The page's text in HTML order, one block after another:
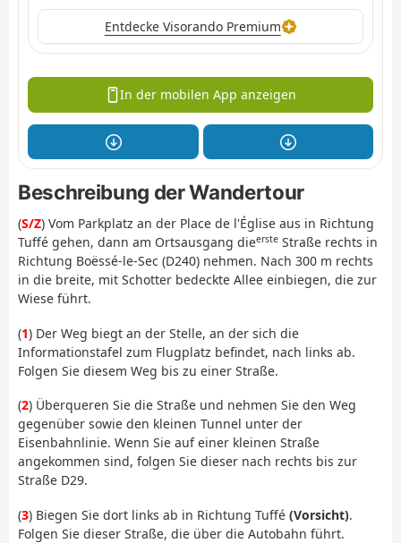
Entdecke Visorando Premium
In der mobilen App anzeigen
Beschreibung der Wandertour
(S/Z) Vom Parkplatz an der Place de l'Église aus in Richtung
Tuffé gehen, dann am Ortsausgang dieerste Straße rechts in
Richtung Boëssé-le-Sec (D240) nehmen. Nach 300 m rechts
in die breite, mit Schotter bedeckte Allee einbiegen, die zur
Wiese führt.
(1) Der Weg biegt an der Stelle, an der sich die
Informationstafel zum Flugplatz befindet, nach links ab.
Folgen Sie diesem Weg bis zu einer Straße.
(2) Überqueren Sie die Straße und nehmen Sie den Weg
gegenüber sowie den kleinen Tunnel unter der
Eisenbahnlinie. Wenn Sie auf einer kleinen Straße
angekommen sind, folgen Sie dieser nach rechts bis zur
Straße D29.
(3) Biegen Sie dort links ab in Richtung Tuffé (Vorsicht).
Folgen Sie dieser Straße, die über die Autobahn führt.